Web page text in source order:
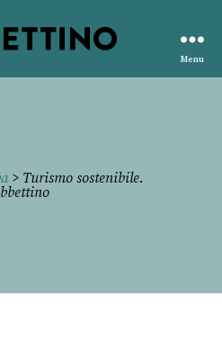
editore
Menu
> Turismo sostenibile.